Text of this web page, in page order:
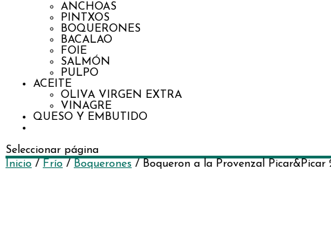
ANCHOAS
PINTXOS
BOQUERONES
BACALAO
FOIE
SALMÓN
PULPO
ACEITE
OLIVA VIRGEN EXTRA
VINAGRE
QUESO Y EMBUTIDO
Seleccionar página
Inicio / Frío / Boquerones / Boqueron a la Provenzal Picar&Picar